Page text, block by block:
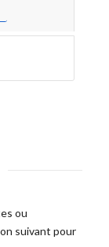
ou
suivant pour